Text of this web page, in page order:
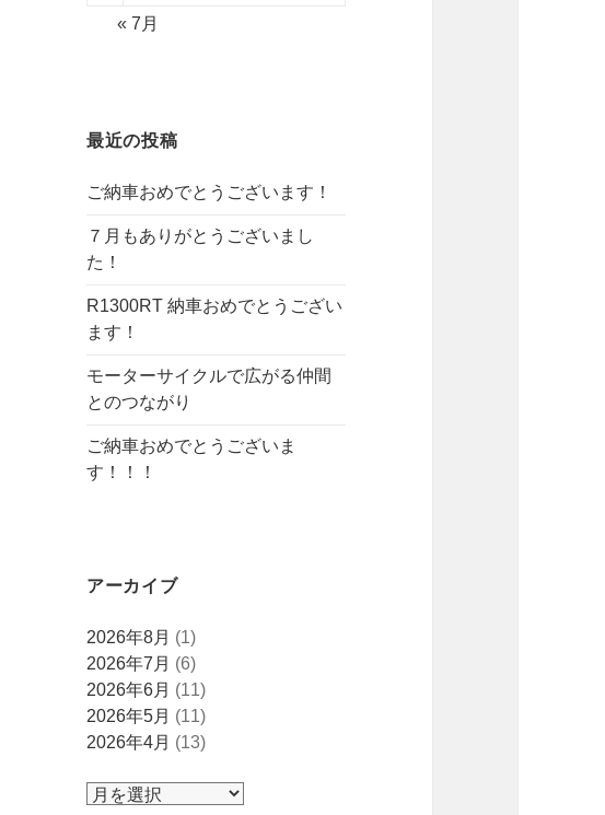
« 7月
最近の投稿
ご納車おめでとうございます！
７月もありがとうございまし
た！
R1300RT 納車おめでとうござい
ます！
モーターサイクルで広がる仲間
とのつながり
ご納車おめでとうございま
す！！！
アーカイブ
ア
ー
カ
イ
ブ
2026年8月 (1)
2026年7月 (6)
2026年6月 (11)
2026年5月 (11)
2026年4月 (13)